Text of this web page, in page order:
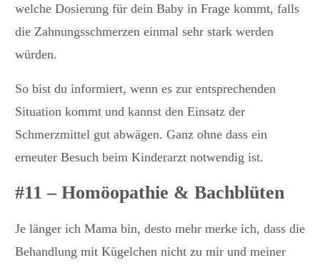
welche Dosierung für dein Baby in Frage kommt, falls
die Zahnungsschmerzen einmal sehr stark werden
würden.
So bist du informiert, wenn es zur entsprechenden
Situation kommt und kannst den Einsatz der
Schmerzmittel gut abwägen. Ganz ohne dass ein
erneuter Besuch beim Kinderarzt notwendig ist.
#11 – Homöopathie & Bachblüten
Je länger ich Mama bin, desto mehr merke ich, dass die
Behandlung mit Kügelchen nicht zu mir und meiner